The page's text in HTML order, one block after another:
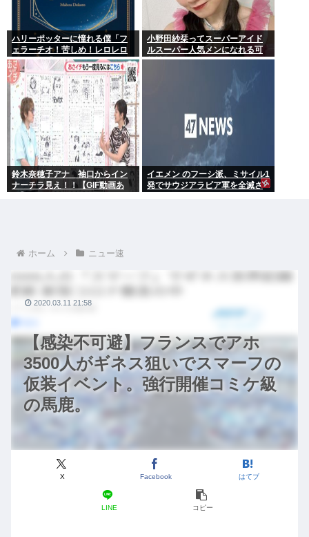
ハリーポッターに憧れる僕「フ
ェラーチオ！苦しめ！レロレロ
レロ」敵「うっ 」
小野田紗栞ってスーパーアイド
ルスーパー人気メンになれる可
能性あったよな？
鈴木奈穂子アナ 袖口からイン
ナーチラ見え！！【GIF動画あ
イエメン のフーシ派、ミサイル1
発でサウジアラビア軍を全滅さ
ホーム ニュー速
【感染不可避】フランスでアホ
3500人がギネス狙いでスマーフの
仮装イベント。強行開催コミケ級
の馬鹿。
X Facebook はてブ
LINE コピー
2020.03.11 21:58